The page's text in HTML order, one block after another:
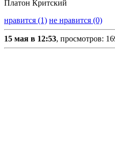
Платон Критский
нравится (1) не нравится (0)
15 мая в 12:53, просмотров: